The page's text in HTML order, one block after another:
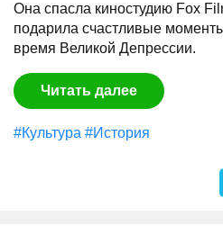
Она спасла киностудию Fox
подарила счастливые
время Великой Депрессии.
Читать далее
#Культура #История